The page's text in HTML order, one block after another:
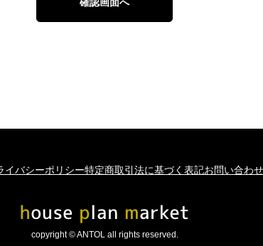
イバシーポリシー特定商取引法に基づく表記お問い合わせ
copyright © ANTOL all rights reserved.